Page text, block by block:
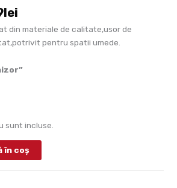
lei
din materiale de calitate,usor de
pentru spatii umede.
sunt incluse.
în coș